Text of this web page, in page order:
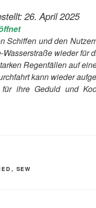
26. April 2025
Schiffen und den
wieder für
Regenfällen auf
kann wieder
ihre Geduld und
, SEW